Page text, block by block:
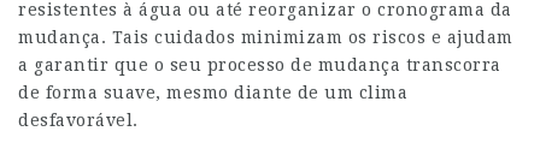
resistentes à água ou até reorganizar o cronograma da
mudança. Tais cuidados minimizam os riscos e ajudam
a garantir que o seu processo de mudança transcorra
de forma suave, mesmo diante de um clima
desfavorável.